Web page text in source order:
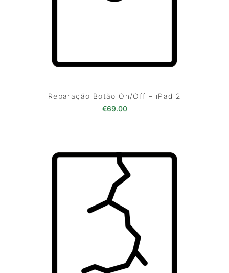
Reparação Botão On/Off – iPad 2
€69.00